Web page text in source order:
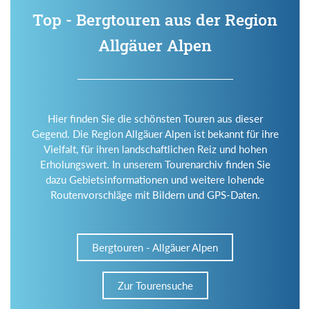
Top - Bergtouren aus der Region
Allgäuer Alpen
Hier finden Sie die schönsten Touren aus dieser
Gegend. Die Region Allgäuer Alpen ist bekannt für ihre
Vielfalt, für ihren landschaftlichen Reiz und hohen
Erholungswert. In unserem Tourenarchiv finden Sie
dazu Gebietsinformationen und weitere lohende
Routenvorschläge mit Bildern und GPS-Daten.
Bergtouren - Allgäuer Alpen
Zur Tourensuche